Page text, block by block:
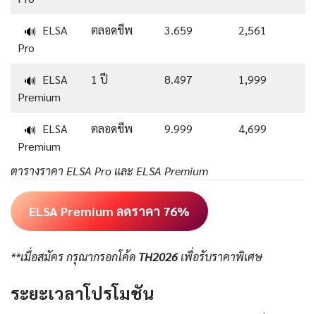
🔊 ELSA
Pro
ตลอดชีพ 3.659 2,561
🔊 ELSA
Premium
1 ปี 8.497 1,999
🔊 ELSA
Premium
ตลอดชีพ 9.999 4,699
ตารางราคา ELSA Pro และ ELSA Premium
ELSA Premium ลดราคา 76%
**เมื่อสมัคร กรุณากรอกโค้ด TH2026เพื่อรับราคาพิเศษ
ระยะเวลาโปรโมชัน